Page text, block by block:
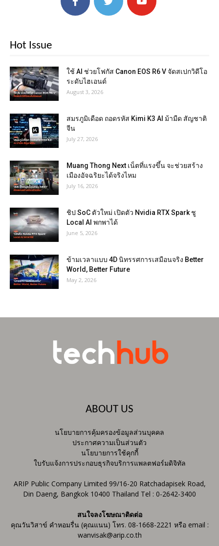
Hot Issue
ใช้ AI ช่วยโฟกัส Canon EOS R6 V จัดสเปกวิดีโอ
ระดับไฮเอนด์
August 3, 2026
สมรภูมิเดือด ถอดรหัส Kimi K3 AI ม้ามืด สัญชาติ
จีน
July 27, 2026
Muang Thong Next เน็ตที่แรงขึ้น จะช่วยสร้าง
เมืองอัจฉริยะได้จริงไหม
July 16, 2026
ชิป SoC ตัวใหม่ เปิดตัว Nvidia RTX Spark ชู
Local AI พกพาได้
June 5, 2026
ข้ามเวลาแบบ 4D นิทรรศการเสมือนจริง Better
World, Better Future
May 2, 2026
ABOUT US
นโยบายการคุ้มครองข้อมูลส่วนบุคคล
ประกาศความเป็นส่วนตัว
นโยบายการใช้คุกกี้
ใบรับแจ้งการประกอบธุรกิจบริการแพลตฟอร์มดิจิทัล
ARIP Public Company Limited 99/16-20 Ratchadapisek Road,
Din Daeng, Bangkok 10400 Thailand Tel : 0-2642-3400
สนใจลงโฆษณาติดต่อ
คุณวันวิสาข์ คำหอมรื่น (คุณแนน) โทร. 08-1668-2221 หรือ email :
wanvisak@arip.co.th